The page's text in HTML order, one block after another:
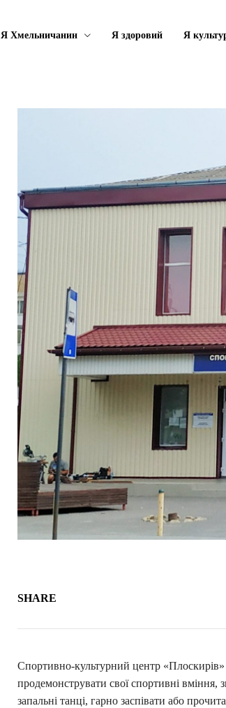
Я Хмельничанин Я здоровий Я
SHARE
Спортивно-культурний центр
продемонструвати свої спортивні вміння,
запальні танці, гарно заспівати або